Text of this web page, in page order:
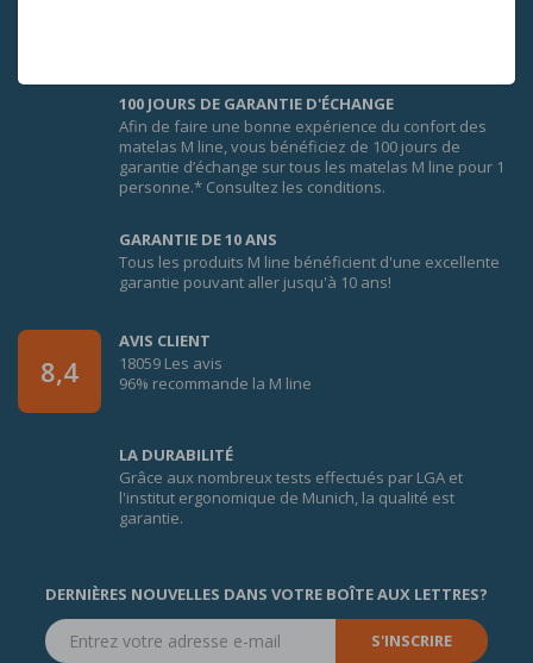
100 JOURS DE GARANTIE D'ÉCHANGE
Afin de faire une bonne expérience du confort des
matelas M line, vous bénéficiez de 100 jours de
garantie d’échange sur tous les matelas M line pour 1
personne.* Consultez les conditions.
GARANTIE DE 10 ANS
Tous les produits M line bénéficient d'une excellente
garantie pouvant aller jusqu'à 10 ans!
8,4
AVIS CLIENT
18059 Les avis
96% recommande la M line
LA DURABILITÉ
Grâce aux nombreux tests effectués par LGA et
l'institut ergonomique de Munich, la qualité est
garantie.
DERNIÈRES NOUVELLES DANS VOTRE BOÎTE AUX LETTRES?
S'INSCRIRE